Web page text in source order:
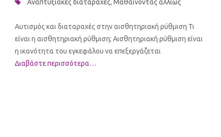
Αναπτυξιακές διαταραχές, Μαθαίνοντας αλλιώς
Αυτισμός και διαταραχές στην αισθητηριακή ρύθμιση Τι
είναι η αισθητηριακή ρύθμιση; Αισθητηριακή ρύθμιση είναι
η ικανότητα του εγκεφάλου να επεξεργάζεται
Διαβάστε περισσότερα…